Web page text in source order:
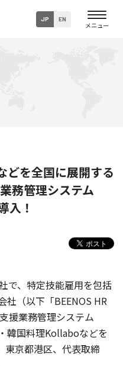
JP EN
を全国に展開する
務管理システム
入！
で、特定技能雇用を包括
社（以下「BEENOS HR
援業務管理システム
韓国料理Kollaboなどを
東京都港区、代表取締